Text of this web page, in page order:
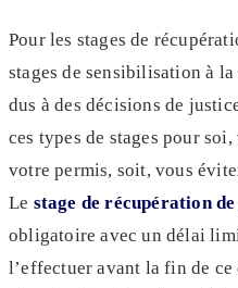
Pour les stages de
stages de sensibilisation à
dus à des décisions de
ces types de stages pour
votre permis, soit, vous
Le stage de récupération
obligatoire avec un délai
l’effectuer avant la fin de ce